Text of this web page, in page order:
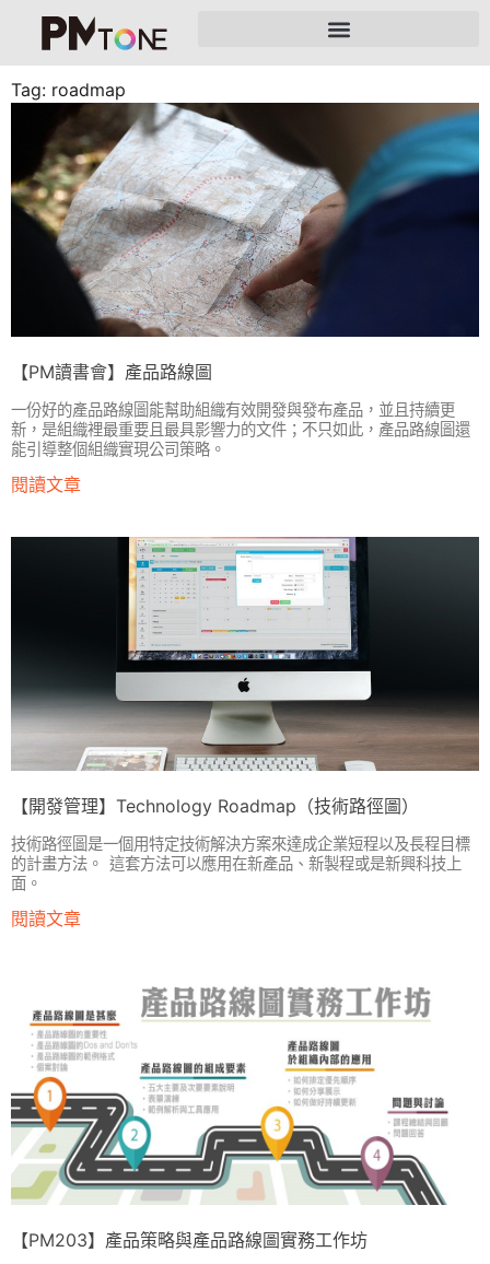
Tag: roadmap
【PM讀書會】產品路線圖
一份好的產品路線圖能幫助組織有效開發與發布產品，並且持續更
新，是組織裡最重要且最具影響力的文件；不只如此，產品路線圖還
能引導整個組織實現公司策略。
閱讀文章
【開發管理】Technology Roadmap（技術路徑圖）
技術路徑圖是一個用特定技術解決方案來達成企業短程以及長程目標
的計畫方法。 這套方法可以應用在新產品、新製程或是新興科技上
面。
閱讀文章
【PM203】產品策略與產品路線圖實務工作坊